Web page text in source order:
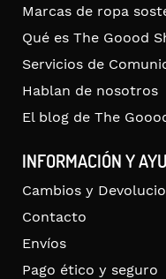
Marcas de ropa
Qué es The Goood
Servicios de
Hablan de nosotros
El blog de The
INFORMACIÓN Y
Cambios y
Contacto
Envíos
Pago ético y seguro